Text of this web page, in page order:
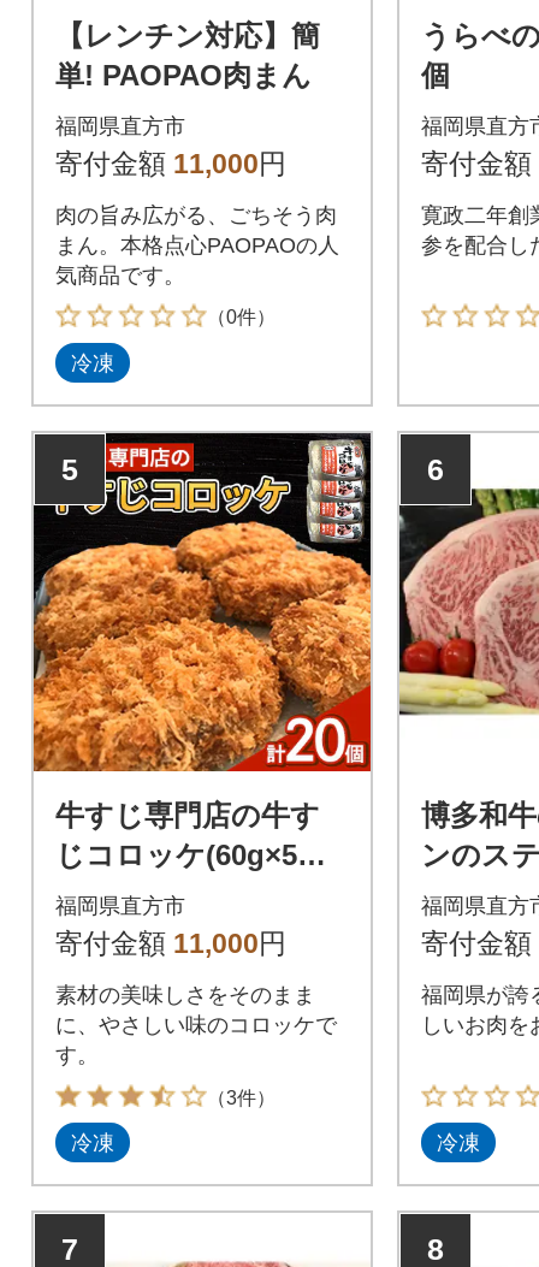
【レンチン対応】簡
単! PAOPAO肉まん
福岡県直方市
寄付金額 11,000円
肉の旨み広がる、ごちそう肉
まん。本格点心PAOPAOの人
気商品です。
（0件）
冷凍
うらべ
個
福岡県直方
寄付金額
寛政二年創
参を配合し
5
牛すじ専門店の牛す
じコロッケ(60g×5個)
×4パック
福岡県直方市
寄付金額 11,000円
素材の美味しさをそのまま
に、やさしい味のコロッケで
す。
（3件）
冷凍
6
博多和
ンのス
切り肉
(計
福岡県直方
寄付金額
福岡県が誇
しいお肉を
冷凍
7 8